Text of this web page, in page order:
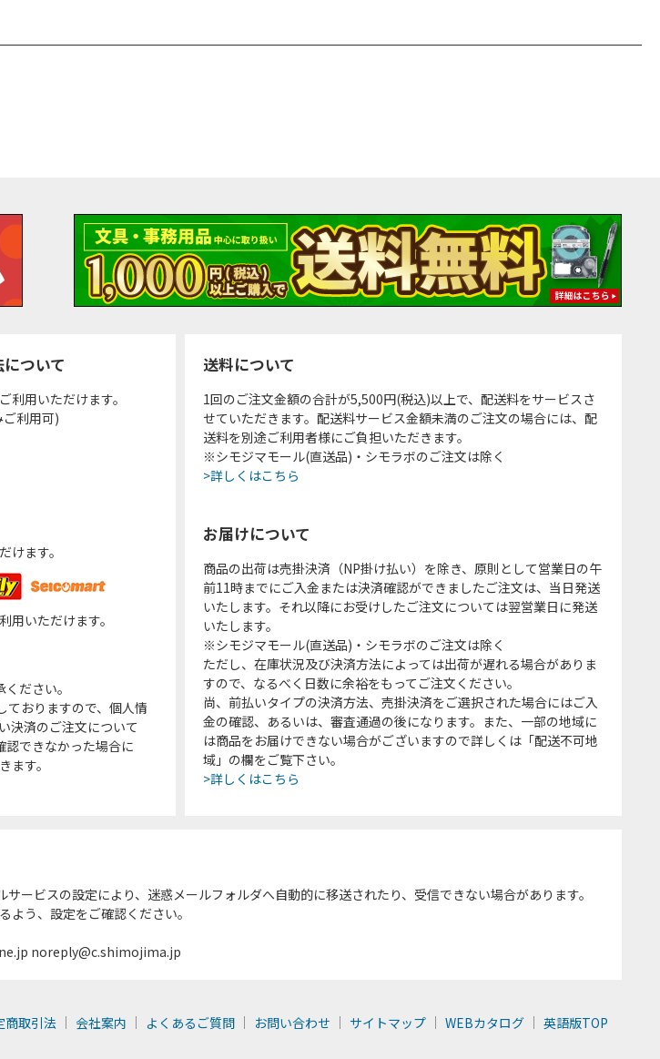
ついて
利用いただけます。
利用可)
けます。
用いただけます。
ださい。
ておりますので、個人情
決済のご注文について
認できなかった場合に
ます。
送料について
1回のご注文金額の合計が5,500円(税込)以上で、配送料をサービスさ
せていただきます。配送料サービス金額未満のご注文の場合には、配
送料を別途ご利用者様にご負担いただきます。
※シモジマモール(直送品)・シモラボのご注文は除く
>詳しくはこちら
お届けについて
商品の出荷は売掛決済（NP掛け払い）を除き、原則として営業日の午
前11時までにご入金または決済確認ができましたご注文は、当日発送
いたします。それ以降にお受けしたご注文については翌営業日に発送
いたします。
※シモジマモール(直送品)・シモラボのご注文は除く
ただし、在庫状況及び決済方法によっては出荷が遅れる場合がありま
すので、なるべく日数に余裕をもってご注文ください。
尚、前払いタイプの決済方法、売掛決済をご選択された場合にはご入
金の確認、あるいは、審査通過の後になります。また、一部の地域に
は商品をお届けできない場合がございますので詳しくは「配送不可地
域」の欄をご覧下さい。
>詳しくはこちら
ービスの設定により、迷惑メールフォルダへ自動的に移送されたり、受信できない場合があります。
う、設定をご確認ください。
noreply@c.shimojima.jp
商取引法 会社案内 よくあるご質問 お問い合わせ サイトマップ WEBカタログ 英語版TOP